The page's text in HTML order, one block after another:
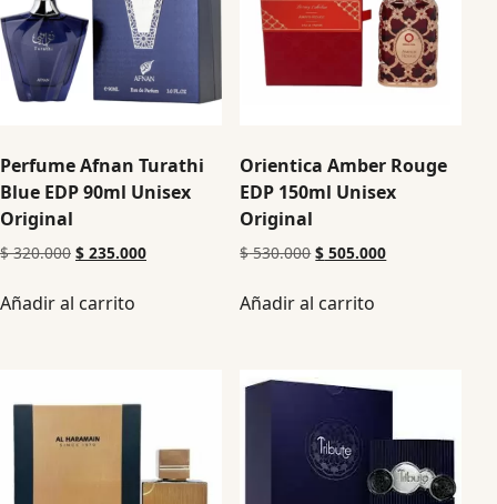
Perfume Afnan Turathi
Blue EDP 90ml Unisex
Original
$320.000 $ 235.000
Añadir al carrito
Orientica Amber Rouge
EDP 150ml Unisex
Original
$530.000 $ 505.000
Añadir al carrito